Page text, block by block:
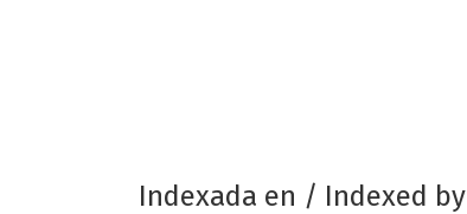
Indexada en / Indexed by